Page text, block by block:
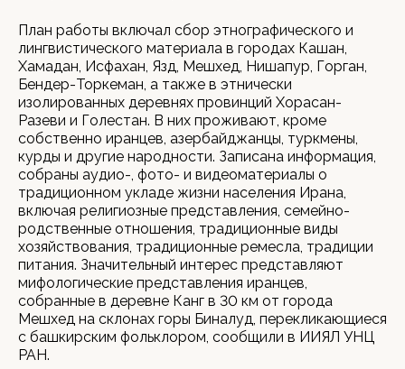
План работы включал сбор этнографического и
лингвистического материала в городах Кашан,
Хамадан, Исфахан, Язд, Мешхед, Нишапур, Горган,
Бендер-Торкеман, а также в этнически
изолированных деревнях провинций Хорасан-
Разеви и Голестан. В них проживают, кроме
собственно иранцев, азербайджанцы, туркмены,
курды и другие народности. Записана информация,
собраны аудио-, фото- и видеоматериалы о
традиционном укладе жизни населения Ирана,
включая религиозные представления, семейно-
родственные отношения, традиционные виды
хозяйствования, традиционные ремесла, традиции
питания. Значительный интерес представляют
мифологические представления иранцев,
собранные в деревне Канг в 30 км от города
Мешхед на склонах горы Биналуд, перекликающиеся
с башкирским фольклором, сообщили в ИИЯЛ УНЦ
РАН.